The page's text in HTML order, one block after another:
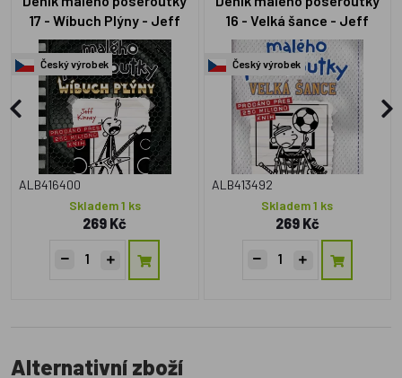
17 - Wíbuch Plýny - Jeff
Kinney
Český výrobek
ALB416400
Skladem 1 ks
269 Kč
16 - Velká šance - Jeff
Kinney
Český výrobek
ALB413492
Skladem 1 ks
269 Kč
Alternativní zboží